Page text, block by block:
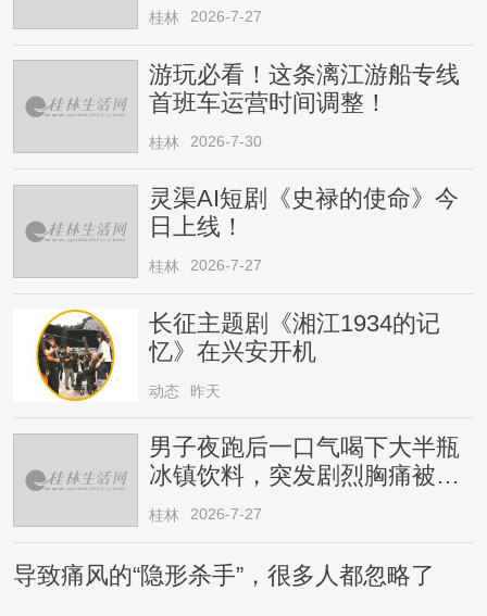
桂林 2026-7-27
游玩必看！这条漓江游船专线
首班车运营时间调整！
桂林 2026-7-30
灵渠AI短剧《史禄的使命》今
日上线！
桂林 2026-7-27
长征主题剧《湘江1934的记
忆》在兴安开机
动态 昨天
男子夜跑后一口气喝下大半瓶
冰镇饮料，突发剧烈胸痛被送
医！医生提醒→
桂林 2026-7-27
导致痛风的“隐形杀手”，很多人都忽略了